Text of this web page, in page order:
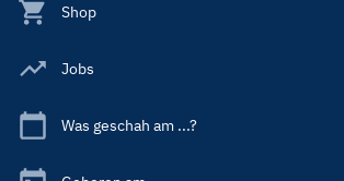
Shop
Jobs
Was geschah am ...?